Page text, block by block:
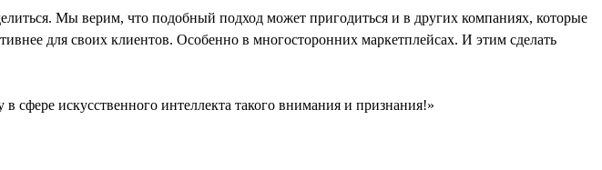
Мы верим, что подобный подход может пригодиться и в других компаниях, которые
для своих клиентов. Особенно в многосторонних маркетплейсах. И этим сделать
сфере искусственного интеллекта такого внимания и признания!»